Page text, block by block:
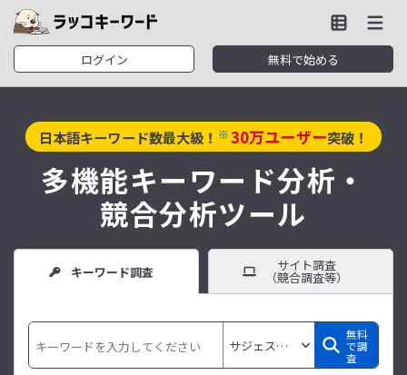
ログイン 無料で始める
日本語キーワード数最大級！ ※30万ユーザー突破！
多機能キーワード分析・
競合分析ツール
キーワード調査 サイト調査
（競合調査等）
無料
で調
査